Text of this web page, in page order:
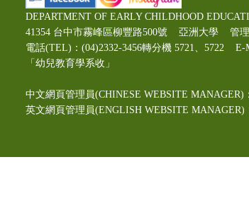
DEPARTMENT OF EARLY CHILDHOOD
41354 台中市霧峰區柳豐路500號 亞洲大學 管
電話(TEL)：(04)2332-3456轉分機 5721、5722
「幼兒教育學系收」
中文網頁管理員(CHINESE WEBSITE
英文網頁管理員(ENGLISH WEBSITE